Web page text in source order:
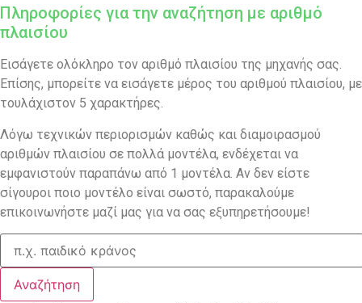
Πληροφορίες για την αναζήτηση με αριθμό
πλαισίου
Εισάγετε ολόκληρο τον αριθμό πλαισίου της μηχανής σας.
Επίσης, μπορείτε να εισάγετε μέρος του αριθμού πλαισίου, με
τουλάχιστον 5 χαρακτήρες.
Λόγω τεχνικών περιορισμών καθώς και διαμοιρασμού
αριθμών πλαισίου σε πολλά μοντέλα, ενδέχεται να
εμφανιστούν παραπάνω από 1 μοντέλα. Αν δεν είστε
σίγουροι ποιο μοντέλο είναι σωστό, παρακαλούμε
επικοινωνήστε μαζί μας για να σας εξυπηρετήσουμε!
Αναζήτηση